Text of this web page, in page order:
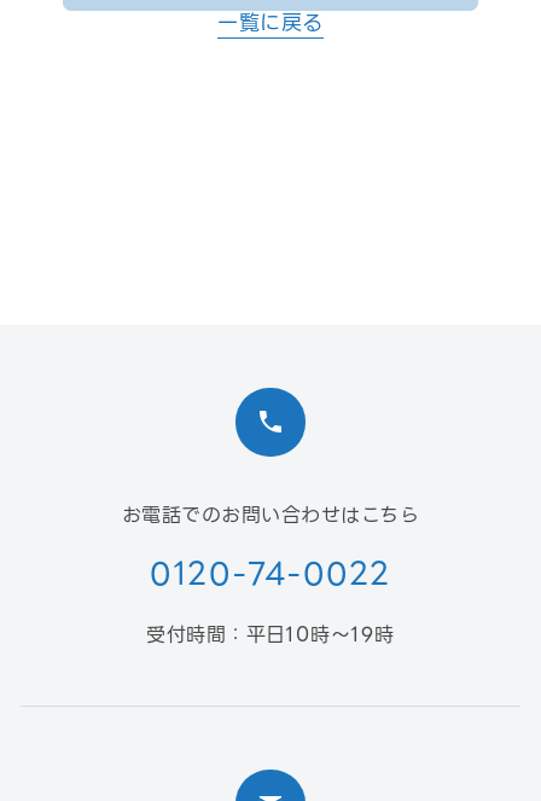
一覧に戻る
お電話でのお問い合わせはこちら
0120-74-0022
受付時間：平日10時〜19時